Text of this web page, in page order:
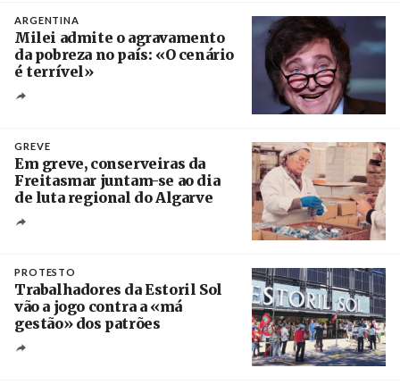
ARGENTINA
Milei admite o agravamento
da pobreza no país: «O cenário
é terrível»
GREVE
Em greve, conserveiras da
Freitasmar juntam-se ao dia
de luta regional do Algarve
PROTESTO
Trabalhadores da Estoril Sol
vão a jogo contra a «má
gestão» dos patrões